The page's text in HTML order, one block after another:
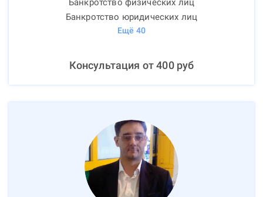
Банкротство физических лиц
Банкротство юридических лиц
Ещё 40
Консультация от400руб